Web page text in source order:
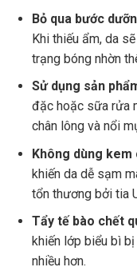
Bỏ qua bước
Khi thiếu ẩm, da
trạng bóng nhờn
Sử dụng sản
đặc hoặc sữa rửa
chân lông và nổi
Không dùng kem
khiến da dễ sạm
tổn thương bởi tia
Tẩy tế bào chết
khiến lớp biểu bì
nhiều hơn.